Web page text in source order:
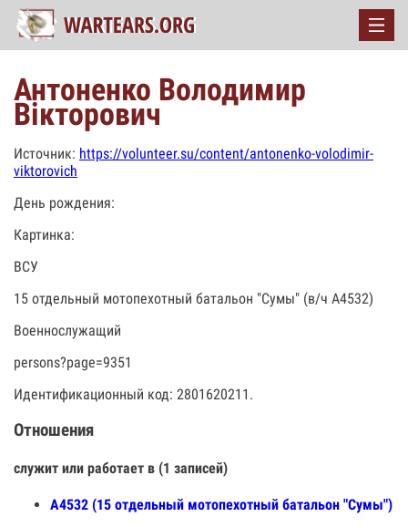
Антоненко Володимир
Вікторович
Источник: https://volunteer.su/content/antonenko-volodimir-
viktorovich
День рождения:
Картинка:
ВСУ
15 отдельный мотопехотный батальон "Сумы" (в/ч А4532)
Военнослужащий
persons?page=9351
Идентификационный код: 2801620211.
Отношения
служит или работает в (1 записей)
А4532 (15 отдельный мотопехотный батальон "Сумы")